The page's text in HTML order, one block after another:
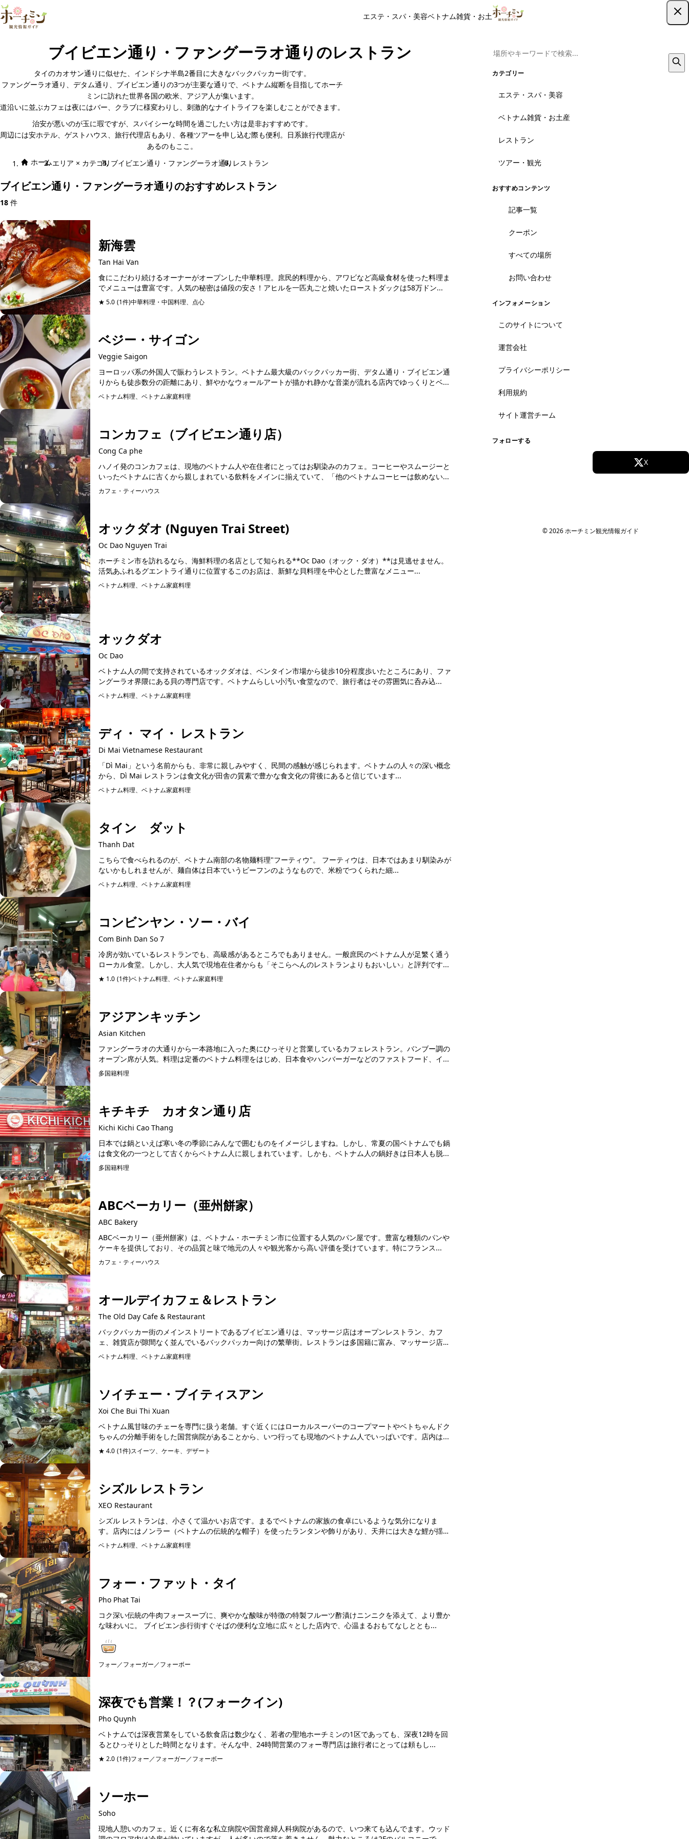
エステ・スパ・美容ベトナム雑貨・お土産レストラン
カテゴリー
エステ・スパ・美容
ベトナム雑貨・お土産
レストラン
ツアー・観光
おすすめコンテンツ
記事一覧
クーポン
すべての場所
お問い合わせ
インフォメーション
このサイトについて
運営会社
プライバシーポリシー
利用規約
サイト運営チーム
フォローする
X
© 2026 ホーチミン観光情報ガイド
ブイビエン通り・ファングーラオ通りのレストラン
タイのカオサン通りに似せた、インドシナ半島2番目に大きなバックパッカー街です。
ファングーラオ通り、デタム通り、ブイビエン通りの3つが主要な通りで、ベトナム縦断を目指してホーチ
ミンに訪れた世界各国の欧米、アジア人が集います。
道沿いに並ぶカフェは夜にはバー、クラブに様変わりし、刺激的なナイトライフを楽しむことができます。
治安が悪いのが玉に瑕ですが、スパイシーな時間を過ごしたい方は是非おすすめです。
周辺には安ホテル、ゲストハウス、旅行代理店もあり、各種ツアーを申し込む際も便利。日系旅行代理店が
あるのもここ。
ホームエリア × カテゴリ ブイビエン通り・ファングーラオ通り レストラン
ブイビエン通り・ファングーラオ通りのおすすめレストラン
18 件
新海雲
Tan Hai Van
食にこだわり続けるオーナーがオープンした中華料理。庶民的料理から、アワビなど高級食材を使った料理ま
でメニューは豊富です。人気の秘密は値段の安さ！アヒルを一匹丸ごと焼いたローストダックは58万ドン...
★ 5.0 (1件)中華料理・中国料理、点心
ベジー・サイゴン
Veggie Saigon
ヨーロッパ系の外国人で賑わうレストラン。ベトナム最大級のバックパッカー街、デタム通り・ブイビエン通
りからも徒歩数分の距離にあり、鮮やかなウォールアートが描かれ静かな音楽が流れる店内でゆっくりとベ...
ベトナム料理、ベトナム家庭料理
コンカフェ（ブイビエン通り店）
Cong Ca phe
ハノイ発のコンカフェは、現地のベトナム人や在住者にとってはお馴染みのカフェ。コーヒーやスムージーと
いったベトナムに古くから親しまれている飲料をメインに揃えていて、「他のベトナムコーヒーは飲めない...
カフェ・ティーハウス
オックダオ (Nguyen Trai Street)
Oc Dao Nguyen Trai
ホーチミン市を訪れるなら、海鮮料理の名店として知られる**Oc Dao（オック・ダオ）**は見逃せません。
活気あふれるグエントライ通りに位置するこのお店は、新鮮な貝料理を中心とした豊富なメニュー...
ベトナム料理、ベトナム家庭料理
オックダオ
Oc Dao
ベトナム人の間で支持されているオックダオは、ベンタイン市場から徒歩10分程度歩いたところにあり、ファ
ングーラオ界隈にある貝の専門店です。ベトナムらしい小汚い食堂なので、旅行者はその雰囲気に呑み込...
ベトナム料理、ベトナム家庭料理
ディ・ マイ・ レストラン
Di Mai Vietnamese Restaurant
「Dì Mai」という名前からも、非常に親しみやすく、民間の感触が感じられます。ベトナムの人々の深い概念
から、Dì Mai レストランは食文化が田舎の質素で豊かな食文化の背後にあると信じています...
ベトナム料理、ベトナム家庭料理
タイン ダット
Thanh Dat
こちらで食べられるのが、ベトナム南部の名物麺料理"フーティウ"。 フーティウは、日本ではあまり馴染みが
ないかもしれませんが、麺自体は日本でいうビーフンのようなもので、米粉でつくられた細...
ベトナム料理、ベトナム家庭料理
コンビンヤン・ソー・バイ
Com Binh Dan So 7
冷房が効いているレストランでも、高級感があるところでもありません。一般庶民のベトナム人が足繁く通う
ローカル食堂。しかし、大人気で現地在住者からも「そこらへんのレストランよりもおいしい」と評判です...
★ 1.0 (1件)ベトナム料理、ベトナム家庭料理
アジアンキッチン
Asian Kitchen
ファングーラオの大通りから一本路地に入った奥にひっそりと営業しているカフェレストラン。バンブー調の
オープン席が人気。料理は定番のベトナム料理をはじめ、日本食やハンバーガーなどのファストフード、イ...
多国籍料理
キチキチ カオタン通り店
Kichi Kichi Cao Thang
日本では鍋といえば寒い冬の季節にみんなで囲むものをイメージしますね。しかし、常夏の国ベトナムでも鍋
は食文化の一つとして古くからベトナム人に親しまれています。しかも、ベトナム人の鍋好きは日本人も脱...
多国籍料理
ABCベーカリー（亜州餅家）
ABC Bakery
ABCベーカリー（亜州餅家）は、ベトナム・ホーチミン市に位置する人気のパン屋です。豊富な種類のパンや
ケーキを提供しており、その品質と味で地元の人々や観光客から高い評価を受けています。特にフランス...
カフェ・ティーハウス
オールデイカフェ＆レストラン
The Old Day Cafe & Restaurant
バックパッカー街のメインストリートであるブイビエン通りは、マッサージ店はオープンレストラン、カフ
ェ、雑貨店が隙間なく並んでいるバックパッカー向けの繁華街。レストランは多国籍に富み、マッサージ店
は...
ベトナム料理、ベトナム家庭料理
ソイチェー・ブイティスアン
Xoi Che Bui Thi Xuan
ベトナム風甘味のチェーを専門に扱う老舗。すぐ近くにはローカルスーパーのコープマートやベトちゃんドク
ちゃんの分離手術をした国営病院があることから、いつ行っても現地のベトナム人でいっぱいです。店内は...
★ 4.0 (1件)スイーツ、ケーキ、デザート
シズル レストラン
XEO Restaurant
シズル レストランは、小さくて温かいお店です。まるでベトナムの家族の食卓にいるような気分になりま
す。店内にはノンラー（ベトナムの伝統的な帽子）を使ったランタンや飾りがあり、天井には大きな鯉が揺
れ...
ベトナム料理、ベトナム家庭料理
フォー・ファット・タイ
Pho Phat Tai
コク深い伝統の牛肉フォースープに、爽やかな酸味が特徴の特製フルーツ酢漬けニンニクを添えて、より豊か
な味わいに。 ブイビエン歩行街すぐそばの便利な立地に広々とした店内で、心温まるおもてなしととも...
フォー／フォーガー／フォーボー
深夜でも営業！？(フォークイン)
Pho Quynh
ベトナムでは深夜営業をしている飲食店は数少なく、若者の聖地ホーチミンの1区であっても、深夜12時を回
るとひっそりとした時間となります。そんな中、24時間営業のフォー専門店は旅行者にとっては頼もし...
★ 2.0 (1件)フォー／フォーガー／フォーボー
ソーホー
Soho
現地人憩いのカフェ。近くに有名な私立病院や国営産婦人科病院があるので、いつ来ても込んでます。ウッド